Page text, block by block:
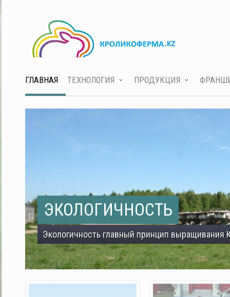
ГЛАВНАЯ ТЕХНОЛОГИЯ ПРОДУКЦИЯ
ЭКОЛОГИЧНОСТЬ
Экологичность главный принцип выращивания